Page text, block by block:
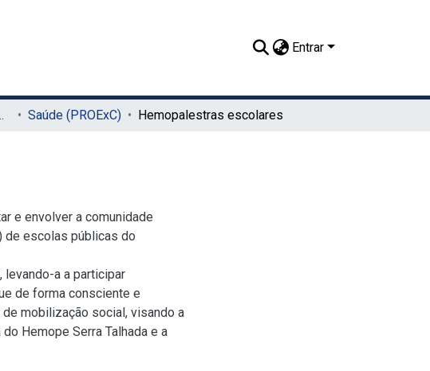
Entrar
Saúde (PROExC) Hemopalestras escolares
e envolver a comunidade
de escolas públicas do
levando-a a participar
de forma consciente e
mobilização social, visando a
Hemope Serra Talhada e a